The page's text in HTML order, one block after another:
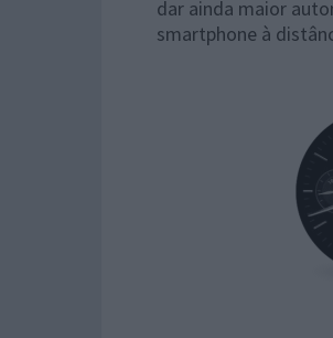
dar ainda maior
smartphone à